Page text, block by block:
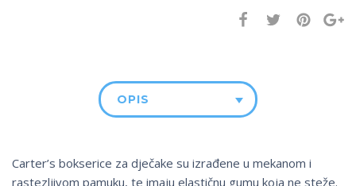
OPIS
Carter’s bokserice za dječake su izrađene u mekanom i
rastezljivom pamuku, te imaju elastičnu gumu koja ne steže.